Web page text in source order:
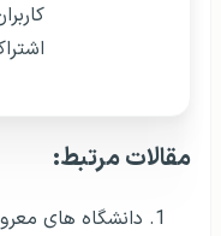
مقالات مرتبط:
دانشگاه های